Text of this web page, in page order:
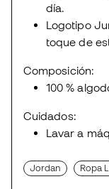
día.
Logotipo
toque de
Composición:
100 %
Cuidados:
Lavar a
Jordan Ropa